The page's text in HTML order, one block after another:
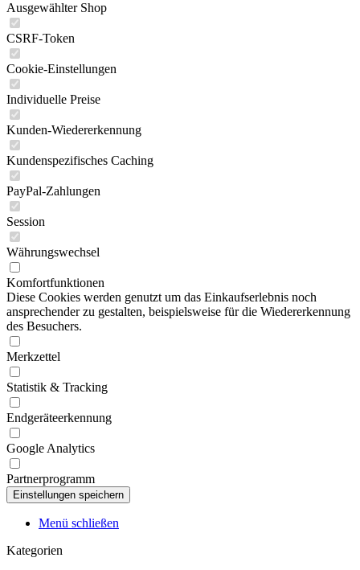
Ausgewählter Shop
CSRF-Token
Cookie-Einstellungen
Individuelle Preise
Kunden-Wiedererkennung
Kundenspezifisches Caching
PayPal-Zahlungen
Session
Währungswechsel
Komfortfunktionen
Diese Cookies werden genutzt um das Einkaufserlebnis noch
ansprechender zu gestalten, beispielsweise für die Wiedererkennung
des Besuchers.
Merkzettel
Statistik & Tracking
Endgeräteerkennung
Google Analytics
Partnerprogramm
Menü schließen
Kategorien